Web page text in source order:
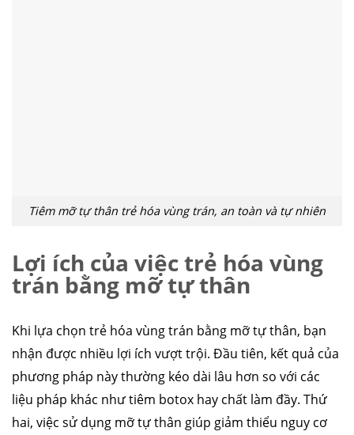
Tiêm mỡ tự thân trẻ hóa vùng trán, an toàn và tự nhiên
Lợi ích của việc trẻ hóa vùng
trán bằng mỡ tự thân
Khi lựa chọn trẻ hóa vùng trán bằng mỡ tự thân, bạn
nhận được nhiều lợi ích vượt trội. Đầu tiên, kết quả của
phương pháp này thường kéo dài lâu hơn so với các
liệu pháp khác như tiêm botox hay chất làm đầy. Thứ
hai, việc sử dụng mỡ tự thân giúp giảm thiểu nguy cơ